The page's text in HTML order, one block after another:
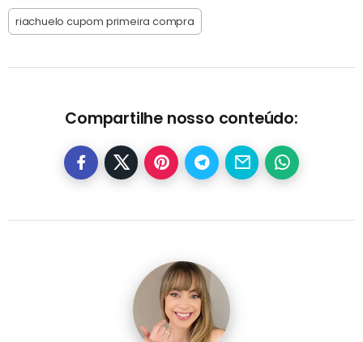
riachuelo cupom primeira compra
Compartilhe nosso conteúdo: